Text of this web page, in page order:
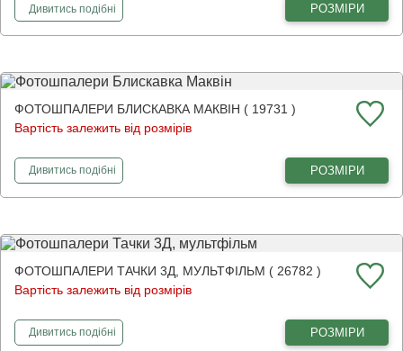
Дивитисьфотошпалери
подібні РОЗМІРИ
ФОТОШПАЛЕРИ БЛИСКАВКА МАКВІН ( 19731 )
Вартість залежить від розмірів
Дивитисьфотошпалери
подібні РОЗМІРИ
ФОТОШПАЛЕРИ ТАЧКИ 3Д, МУЛЬТФІЛЬМ ( 26782 )
Вартість залежить від розмірів
Дивитисьфотошпалери
подібні РОЗМІРИ